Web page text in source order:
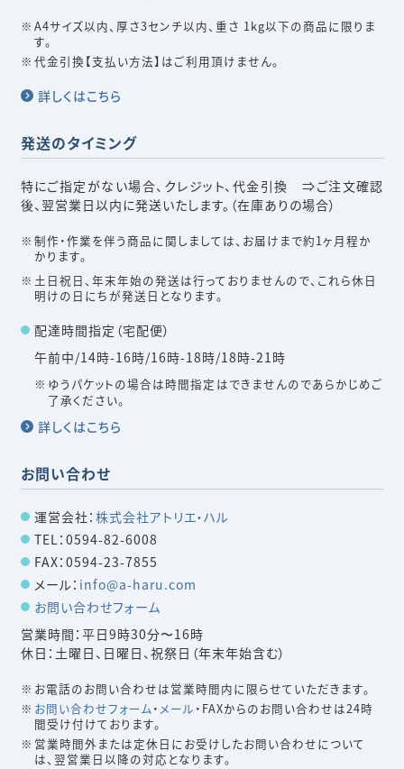
A4サイズ以内、厚さ3センチ以内、重さ 1kg以下の商品に限りま
す。
代金引換【支払い方法】はご利用頂けません。
詳しくはこちら
発送のタイミング
特にご指定がない場合、クレジット、代金引換 ⇒ご注文確認
後、翌営業日以内に発送いたします。（在庫ありの場合）
制作・作業を伴う商品に関しましては、お届けまで約1ヶ月程か
かります。
土日祝日、年末年始の発送は行っておりませんので、これら休日
明けの日にちが発送日となります。
配達時間指定（宅配便）
午前中/14時-16時/16時-18時/18時-21時
ゆうパケットの場合は時間指定はできませんのであらかじめご
了承ください。
詳しくはこちら
お問い合わせ
運営会社： 株式会社アトリエ・ハル
TEL：0594-82-6008
FAX：0594-23-7855
メール： info@a-haru.com
お問い合わせフォーム
営業時間：平日9時30分〜16時
休日：土曜日、日曜日、祝祭日（年末年始含む）
お電話のお問い合わせは営業時間内に限らせていただきます。
お問い合わせフォーム・ メール ・FAXからのお問い合わせは24時
間受け付けております。
営業時間外または定休日にお受けしたお問い合わせについて
は、翌営業日以降の対応となります。